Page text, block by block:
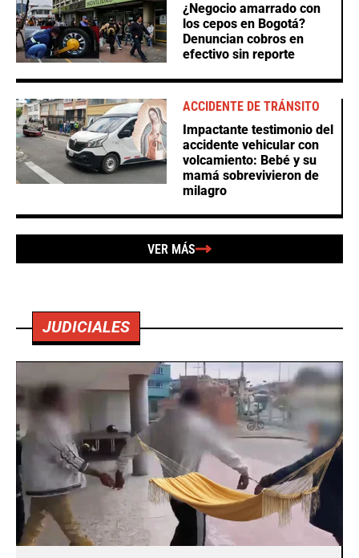
¿Negocio amarrado con
los cepos en Bogotá?
Denuncian cobros en
efectivo sin reporte
ACCIDENTE DE TRÁNSITO
Impactante testimonio del
accidente vehicular con
volcamiento: Bebé y su
mamá sobrevivieron de
milagro
VER MÁS
JUDICIALES